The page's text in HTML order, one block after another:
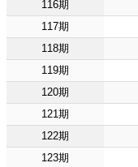
116期
117期
118期
119期
120期
121期
122期
123期